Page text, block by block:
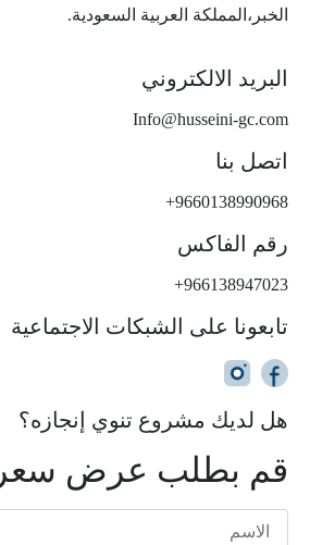
الخبر،المملكة العربية السعودية.
البريد الالكتروني
Info@husseini-gc.com
اتصل بنا
+9660138990968
رقم الفاكس
+966138947023
تابعونا على الشبكات الاجتماعية
هل لديك مشروع تنوي إنجازه؟
قم بطلب عرض سعر